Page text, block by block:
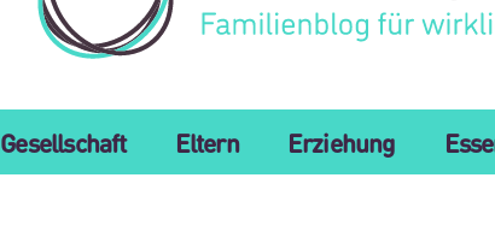
Gesellschaft Eltern Erziehung